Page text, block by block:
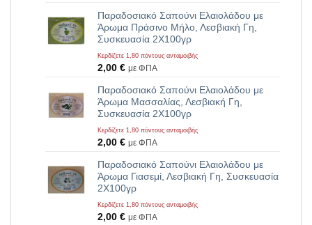
Παραδοσιακό Σαπούνι Ελαιολάδου με
Άρωμα Πράσινο Μήλο, Λεσβιακή Γη,
Συσκευασία 2Χ100γρ
Κερδίζετε 1,80 πόντους ανταμοιβής
2,00 € με ΦΠΑ
Παραδοσιακό Σαπούνι Ελαιολάδου με
Άρωμα Μασσαλίας, Λεσβιακή Γη,
Συσκευασία 2Χ100γρ
Κερδίζετε 1,80 πόντους ανταμοιβής
2,00 € με ΦΠΑ
Παραδοσιακό Σαπούνι Ελαιολάδου με
Άρωμα Γιασεμί, Λεσβιακή Γη, Συσκευασία
2Χ100γρ
Κερδίζετε 1,80 πόντους ανταμοιβής
2,00 € με ΦΠΑ